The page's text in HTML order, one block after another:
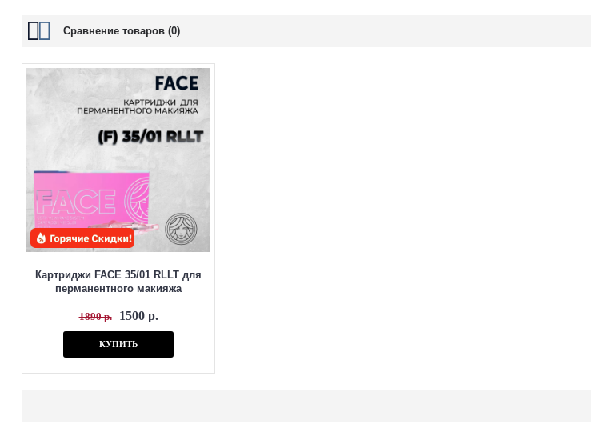
Предназначены только для перманентного макияжа
Чёткая фиксация иглы и ровный ход
Качественная мембрана для защиты машинки
Стерильная индивидуальная упаковка
Универсальная совместимость с большинством аппаратов для ПМ
Сравнение товаров (0)
Картриджи FACE 35/01 RLLT для
перманентного макияжа
1890 р. 1500 р.
КУПИТЬ